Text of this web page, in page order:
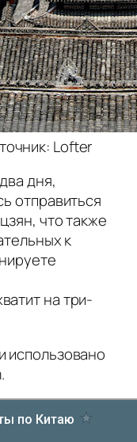
Lofter
дня,
отправиться
что также
к
на три-
использовано